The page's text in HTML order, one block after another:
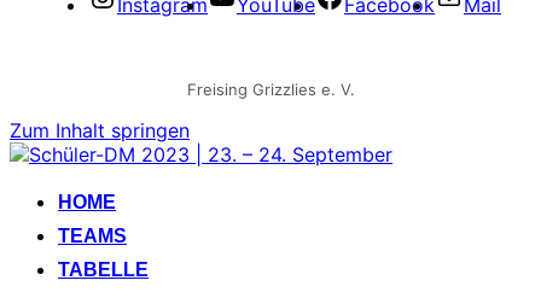
Freising Grizzlies e. V.
Zum Inhalt springen
HOME
TEAMS
TABELLE